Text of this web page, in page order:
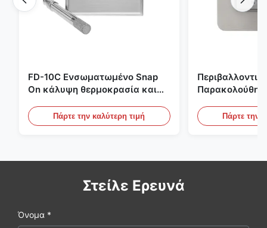
FD-10C Ενσωματωμένο Snap
On κάλυψη θερμοκρασία και
αντηλιακό οθόνη από
ανοξείδωτο χάλυβα
Πάρτε την καλύτερη τιμή
Ανοξείδωτο
20mA/RS485
Πάρτε την
Στείλε Ερευνά
Όνομα *